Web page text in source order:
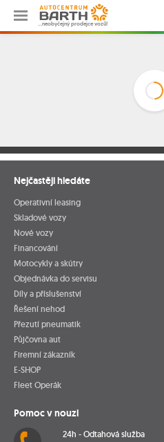
…neobyčejný prodejce vozů!
Nejčastěji hledáte
Operativní leasing
Skladové vozy
Nové vozy
Financování
Motocykly a skútry
Objednávka do servisu
Díly a příslušenství
Řešení nehod
Přezutí pneumatik
Půjčovna aut
Firemní zákazník
E-SHOP
Fleet Operák
Pomoc v nouzi
24h - Odtahová služba